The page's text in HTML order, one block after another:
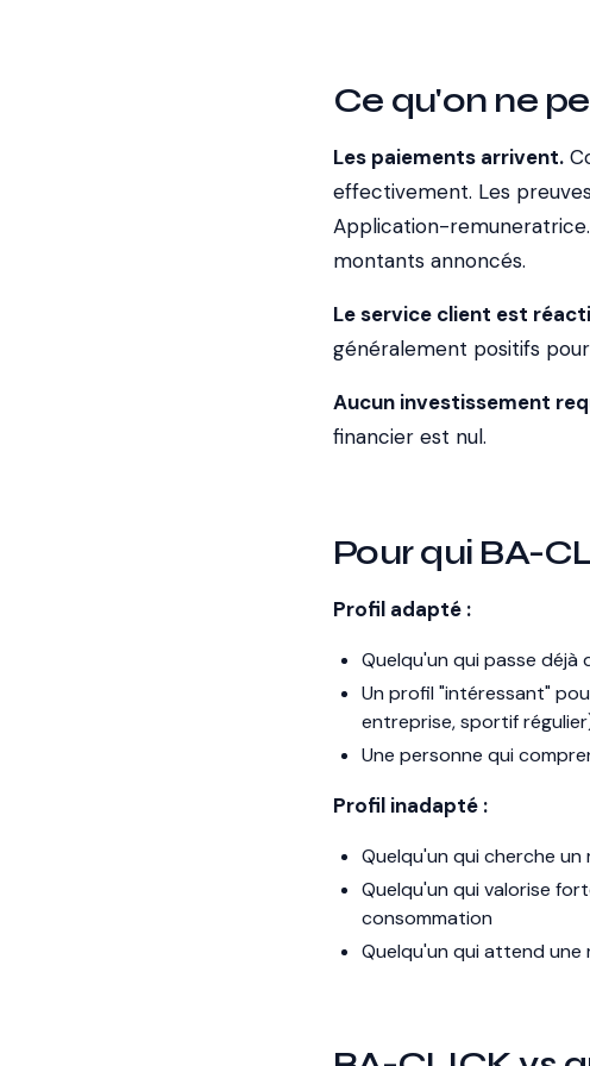
Ce qu'on ne
Les paiements arrivent.
effectivement. Les
Application-
montants annoncés.
Le service client est
généralement positifs
Aucun investissement
financier est nul.
Pour qui BA-
Profil adapté :
Quelqu'un qui passe
Un profil "intéressant"
entreprise, sportif
Une personne qui
Profil inadapté :
Quelqu'un qui cherche
Quelqu'un qui valorise
consommation
Quelqu'un qui attend